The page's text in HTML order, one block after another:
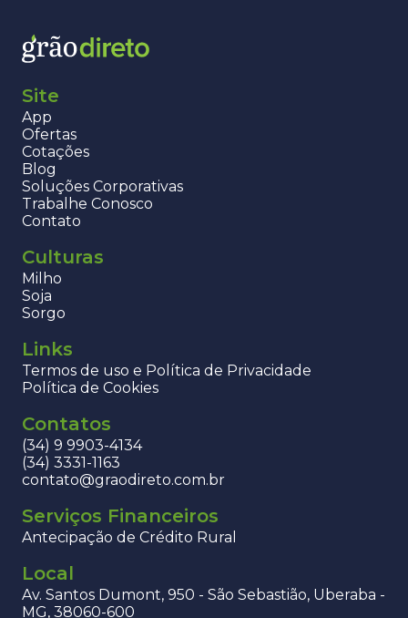
Site
App
Ofertas
Cotações
Blog
Soluções Corporativas
Trabalhe Conosco
Contato
Culturas
Milho
Soja
Sorgo
Links
Termos de uso e Política de Privacidade
Política de Cookies
Contatos
(34) 9 9903-4134
(34) 3331-1163
contato@graodireto.com.br
Serviços Financeiros
Antecipação de Crédito Rural
Local
Av. Santos Dumont, 950 - São Sebastião, Uberaba -
MG, 38060-600